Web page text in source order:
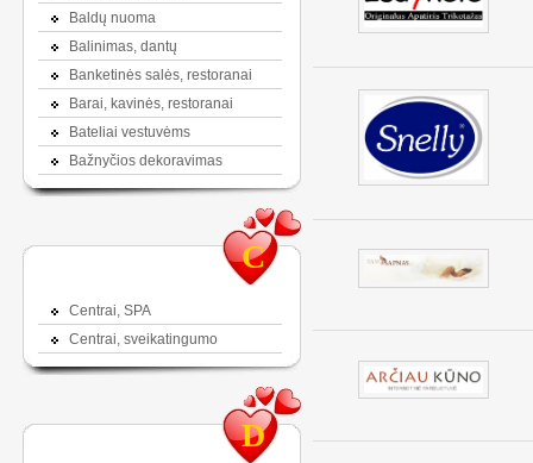
Baldų nuoma
Balinimas, dantų
Banketinės salės, restoranai
Barai, kavinės, restoranai
Bateliai vestuvėms
Bažnyčios dekoravimas
C
Centrai, SPA
Centrai, sveikatingumo
D